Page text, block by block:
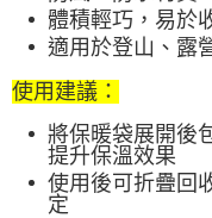
體積輕巧，易於
適用於登山、露
使用建議：
將保暖袋展開後
提升保溫效果
使用後可折疊回
定